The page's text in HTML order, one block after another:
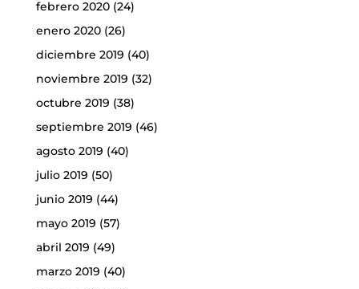
febrero 2020(24)
enero 2020(26)
diciembre 2019 (40)
noviembre 2019 (32)
octubre 2019 (38)
septiembre 2019 (46)
agosto 2019 (40)
julio 2019 (50)
junio 2019 (44)
mayo 2019 (57)
abril 2019 (49)
marzo 2019 (40)